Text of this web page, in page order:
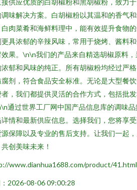
供应优质的白胡椒粉和黑胡椒粉，致力
味解决方案。白胡椒粉以其温和的香气
肉菜肴和海鲜料理中，能有效提升食物
具浓郁的辛辣风味，常用于烧烤、酱料
果。\n\n我们的产品来自精选胡椒原料，
郁和风味的纯正。所有胡椒粉均经过严
剂，符合食品安全标准。无论是大型餐
，我们都提供灵活的合作方式，包括批
通过世界工厂网中国产品信息库的调味品
情和最新供应信息。选择我们，您将享
保障以及专业的售后支持。让我们一起
创美味未来！
www.dianhua1688.com/product/41.html
2026-08-06 09:00:28